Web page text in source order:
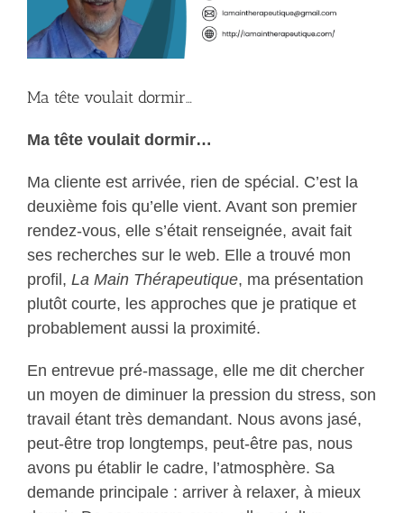
Ma tête voulait dormir…
Ma tête voulait dormir…
Ma cliente est arrivée, rien de spécial. C’est la
deuxième fois qu’elle vient. Avant son premier
rendez-vous, elle s’était renseignée, avait fait
ses recherches sur le web. Elle a trouvé mon
profil, La Main Thérapeutique, ma présentation
plutôt courte, les approches que je pratique et
probablement aussi la proximité.
En entrevue pré-massage, elle me dit chercher
un moyen de diminuer la pression du stress, son
travail étant très demandant. Nous avons jasé,
peut-être trop longtemps, peut-être pas, nous
avons pu établir le cadre, l’atmosphère. Sa
demande principale : arriver à relaxer, à mieux